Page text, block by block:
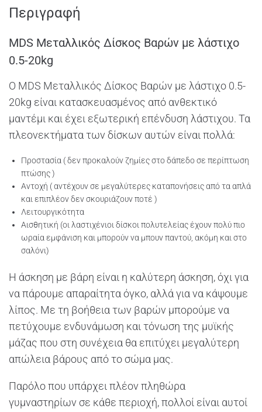
Περιγραφή
MDS Μεταλλικός Δίσκος Βαρών με λάστιχο
0.5-20kg
O MDS Μεταλλικός Δίσκος Βαρών με λάστιχο 0.5-
20kg είναι κατασκευασμένος από ανθεκτικό
μαντέμι και έχει εξωτερική επένδυση λάστιχου. Τα
πλεονεκτήματα των δίσκων αυτών είναι πολλά:
Προστασία ( δεν προκαλούν ζημίες στο δάπεδο σε περίπτωση
πτώσης )
Αντοχή ( αντέχουν σε μεγαλύτερες καταπονήσεις από τα απλά
και επιπλέον δεν σκουριάζουν ποτέ )
Λειτουργικότητα
Αισθητική (οι λαστιχένιοι δίσκοι πολυτελείας έχουν πολύ πιο
ωραία εμφάνιση και μπορούν να μπουν παντού, ακόμη και στο
σαλόνι)
Η άσκηση με βάρη είναι η καλύτερη άσκηση, όχι για
να πάρουμε απαραίτητα όγκο, αλλά για να κάψουμε
λίπος. Με τη βοήθεια των βαρών μπορούμε να
πετύχουμε ενδυνάμωση και τόνωση της μυϊκής
μάζας που στη συνέχεια θα επιτύχει μεγαλύτερη
απώλεια βάρους από το σώμα μας.
Παρόλο που υπάρχει πλέον πληθώρα
γυμναστηρίων σε κάθε περιοχή, πολλοί είναι αυτοί